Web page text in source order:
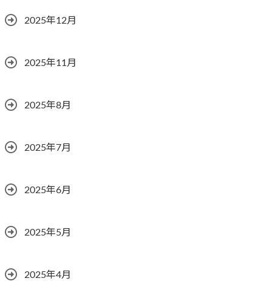
2025年12月
2025年11月
2025年8月
2025年7月
2025年6月
2025年5月
2025年4月